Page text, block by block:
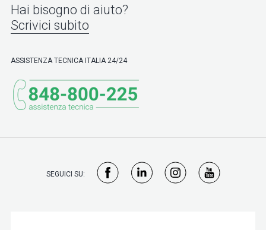
Hai bisogno di aiuto?
Scrivici subito
ASSISTENZA TECNICA ITALIA 24/24
SEGUICI SU: